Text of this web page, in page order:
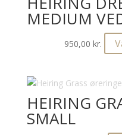
MEDIUM
950,00kr.
HEIRING
SMALL